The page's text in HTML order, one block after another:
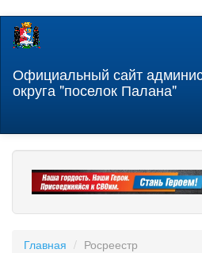
Перейти
содержанию
Официальный сайт
округа "поселок Палана"
Главная Росреестр